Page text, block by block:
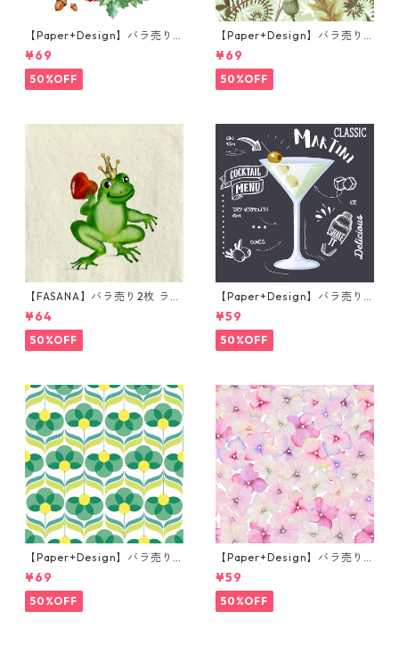
【Paper+Design】バラ売り2
枚 ランチサイズ ペーパーナプ
キン Forest Squirrel ホワイ
ト
¥69
50%OFF
【Paper+Design】バラ売り2
枚 ランチサイズ ペーパーナプ
キン Forest Fungi グリーン
¥69
50%OFF
【FASANA】バラ売り2枚 ラン
チサイズ ペーパーナプキン Fr
og prince ナチュラル
¥64
50%OFF
【Paper+Design】バラ売り2
枚 カクテルサイズ ペーパーナ
プキン Martini ブラック
¥59
50%OFF
【Paper+Design】バラ売り2
枚 ランチサイズ ペーパーナプ
キン Geo Flowers グリーン
¥69
50%OFF
【Paper+Design】バラ売り2
枚 カクテルサイズ ペーパーナ
プキン Small blossoms ピン
ク
¥59
50%OFF